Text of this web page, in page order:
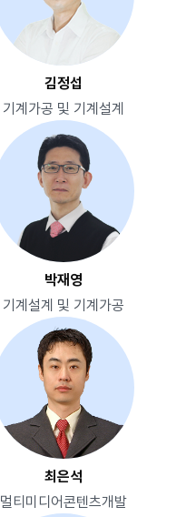
김정섭
기계가공 및 기계설계
박재영
기계설계 및 기계가공
최은석
멀티미디어콘텐츠개발